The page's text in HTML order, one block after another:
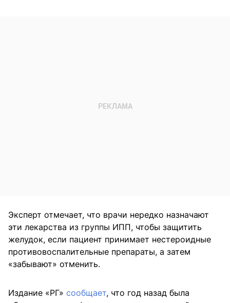
Эксперт отмечает, что врачи нередко назначают
эти лекарства из группы ИПП, чтобы защитить
желудок, если пациент принимает нестероидные
противовоспалительные препараты, а затем
«забывают» отменить.
Издание «РГ» сообщает, что год назад была